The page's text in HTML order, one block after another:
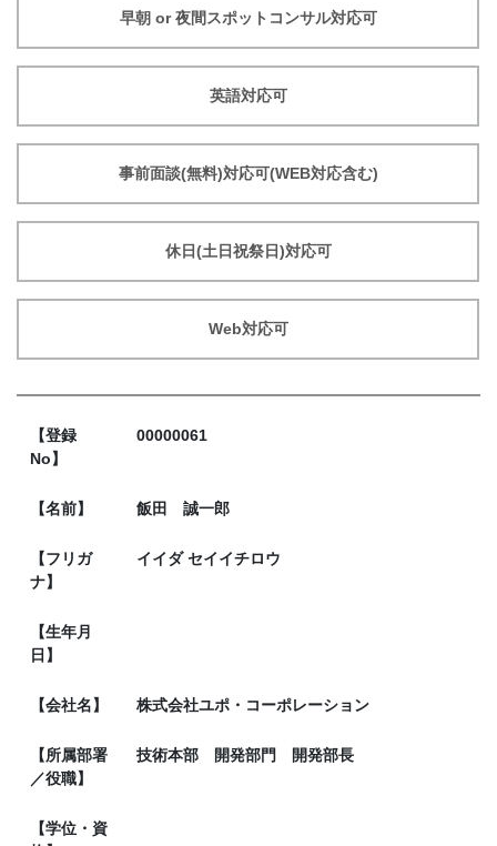
早朝 or 夜間スポットコンサル対応可
英語対応可
事前面談(無料)対応可(WEB対応含む)
休日(土日祝祭日)対応可
Web対応可
【登録
No】
00000061
【名前】 飯田 誠一郎
【フリガ
ナ】
イイダ セイイチロウ
【生年月
日】
【会社名】 株式会社ユポ・コーポレーション
【所属部署
／役職】
技術本部 開発部門 開発部長
【学位・資